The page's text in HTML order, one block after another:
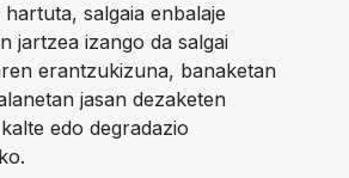
salgaia enbalaje
jartzea izango da salgai
erantzukizuna, banaketan
jasan dezaketen
edo degradazio